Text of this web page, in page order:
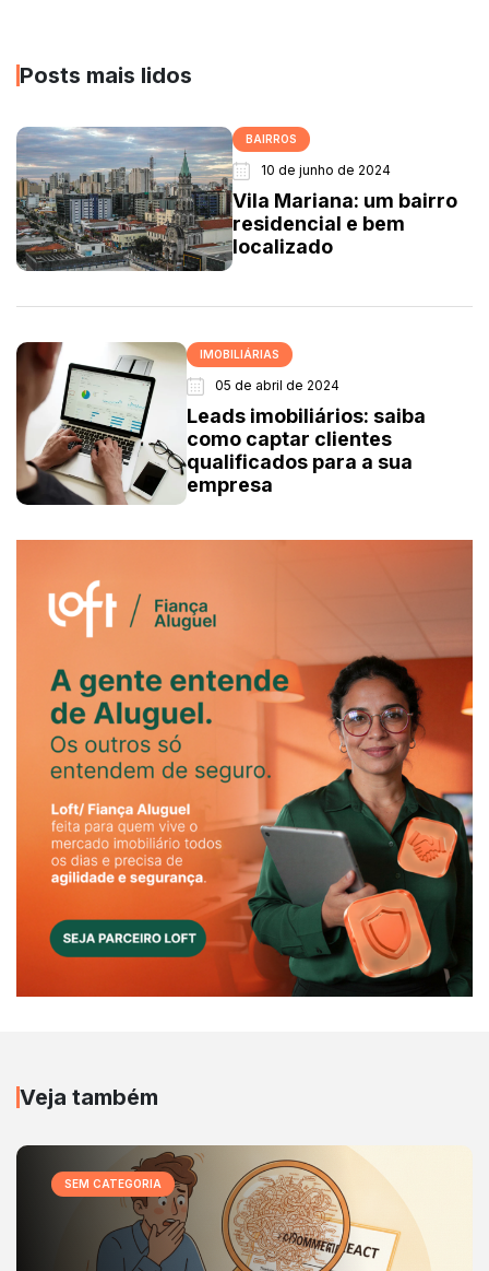
Posts mais lidos
BAIRROS
10 de junho de 2024
Vila Mariana: um bairro
residencial e bem
localizado
IMOBILIÁRIAS
05 de abril de 2024
Leads imobiliários: saiba
como captar clientes
qualificados para a sua
empresa
Veja também
SEM CATEGORIA